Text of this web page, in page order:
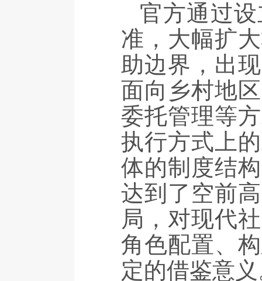
官方通过
准，大幅扩
助边界，出
面向乡村地
委托管理等
执行方式上
体的制度结
达到了空前
局，对现代
角色配置、
定的借鉴意